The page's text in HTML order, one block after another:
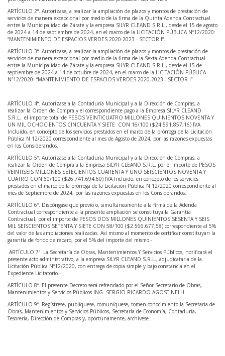
ARTÍCULO 2°. Autorízase, a realizar la ampliación de plazos y montos de prestación de
servicios de manera excepcional por medio de la firma de la Quinta Adenda Contractual
entre la Municipalidad de Zárate y la empresa SILYR CLEAND S.R.L., desde el 15 de agosto
de 2024 a 14 de septiembre de 2024, en el marco de la LICITACIÓN PÚBLICA Nº12/2020:
“MANTENIMIENTO DE ESPACIOS VERDES 2020-2023 - SECTOR I”.
ARTÍCULO 3°. Autorízase, a realizar la ampliación de plazos y montos de prestación de
servicios de manera excepcional por medio de la firma de la Sexta Adenda Contractual
entre la Municipalidad de Zárate y la empresa SILYR CLEAND S.R.L., desde el 15 de
septiembre de 2024 a 14 de octubre de 2024, en el marco de la LICITACIÓN PÚBLICA
Nº12/2020: “MANTENIMIENTO DE ESPACIOS VERDES 2020-2023 - SECTOR I”.
ARTÍCULO 4°. Autorízase a la Contaduría Municipal y a la Dirección de Compras, a
realizar la Orden de Compra y el correspondiente pago a la Empresa SILYR CLEAND
S.R.L. el importe total de PESOS VEINTICUATRO MILLONES QUINIENTOS NOVENTA Y
UN MIL OCHOCIENTOS CINCUENTA Y SIETE CON 16/100 ($24.591.857,16) IVA
Incluido, en concepto de los servicios prestados en el marco de la prórroga de la Licitación
Pública N 12/2020 correspondiente al mes de Agosto de 2024, por las razones expuestas
en los Considerandos.
ARTÍCULO 5º. Autorízase a la Contaduría Municipal y a la Dirección de Compras, a
realizar la Orden de Compra a la Empresa SILYR CLEAND S.R.L. por el importe de PESOS
VEINTISEIS MILLONES SETECIENTOS CUARENTA Y UNO SEISCIENTOS NOVENTA Y
CUATRO CON 60/100 ($26.741.694,60) IVA Incluido, en concepto de los servicios
prestados en el marco de la prórroga de la Licitación Pública N 12/2020 correspondiente al
mes de Septiembre de 2024, por las razones expuestas en los Considerandos.
ARTÍCULO 6º. Dispóngase que previo o, simultáneamente a la firma de la Adenda
Contractual correspondiente a la presente ampliación se constituya la Garantía
Contractual, por el importe de PESOS DOS MILLONES QUINIENTOS SESENTA Y SEIS
MIL SEISCIENTOS SETENTA Y SIETE CON 58/100 ($2.566.677,58) correspondiente al 5%
del valor de las ampliaciones realizadas. Así mismo al momento de certificar constituyan la
garantía de fondo de reparo, por el 5% del importe del mismo.-
ARTÍCULO 7º. La Secretaría de Obras, Mantenimientos Y Servicios Públicos, notificará el
presente acto administrativo, a la empresa SILYR CLEAND S.R.L., adjudicataria de la
Licitación Pública Nº12/2020, con entrega de copia simple y bajo constancia en el
Expediente Licitatorio.-
ARTÍCULO 8º. El presente Decreto será refrendado por el Señor Secretario de Obras,
Mantenimientos y Servicios Públicos ING. SERGIO RICARDO AGOSTINELLI.-
ARTÍCULO 9º. Regístrese, publíquese, comuníquese, tomen conocimiento la Secretaria de
Obras, Mantenimientos y Servicios Públicos, Secretaría de Economía, Contaduría,
Tesorería, Dirección de Compras y, oportunamente, archívese.